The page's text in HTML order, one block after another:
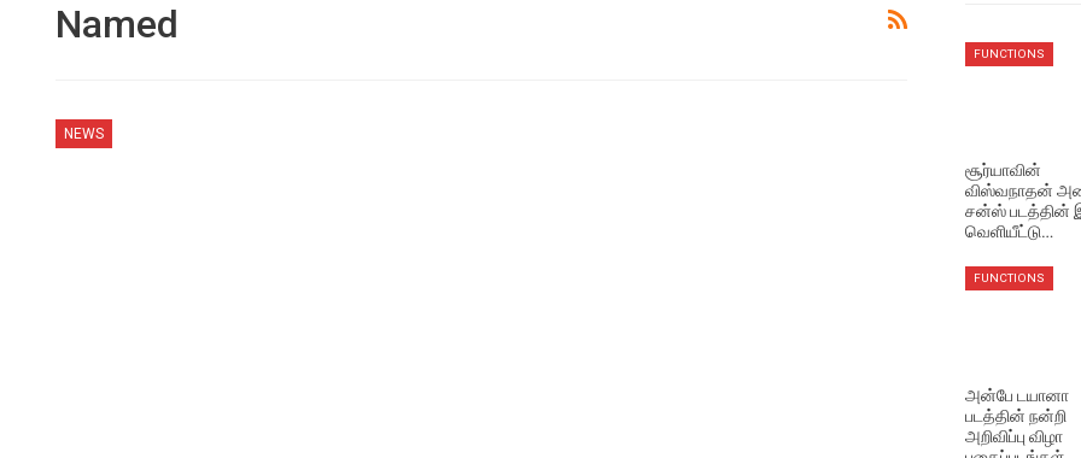
Named
NEWS
FUNCTIONS
சூர்யாவின்
விஸ்வநாதன்
சன்ஸ் படத்தின்
வெளியீட்டு…
FUNCTIONS
அன்பே டயானா
படத்தின் நன்றி
அறிவிப்பு விழா
ஜீவா நடிக்கும் தகப்பன்
படத்தின் பர்ஸ்ட் லுக் வெளியீடு
இயக்கத்தில் நடிக்கும்